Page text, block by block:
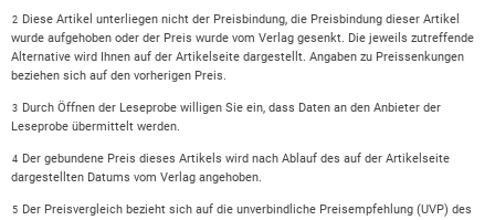
2 Diese Artikel unterliegen nicht der Preisbindung, die Preisbindung dieser Artikel
wurde aufgehoben oder der Preis wurde vom Verlag gesenkt. Die jeweils zutreffende
Alternative wird Ihnen auf der Artikelseite dargestellt. Angaben zu Preissenkungen
beziehen sich auf den vorherigen Preis.
3 Durch Öffnen der Leseprobe willigen Sie ein, dass Daten an den Anbieter der
Leseprobe übermittelt werden.
4 Der gebundene Preis dieses Artikels wird nach Ablauf des auf der Artikelseite
dargestellten Datums vom Verlag angehoben.
5 Der Preisvergleich bezieht sich auf die unverbindliche Preisempfehlung (UVP) des